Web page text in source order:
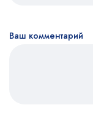
Ваш комментарий